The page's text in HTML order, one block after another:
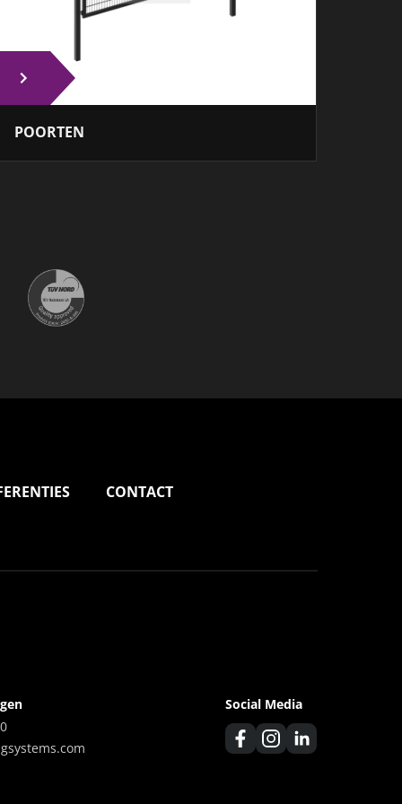
POORTEN
CONTACT
Social Media